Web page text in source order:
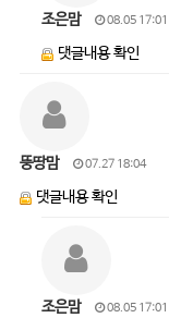
조은맘 08.05 17:01
댓글내용 확인
뚱땅맘 07.27 18:04
댓글내용 확인
조은맘 08.05 17:01